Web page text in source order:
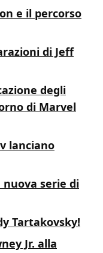
e il percorso
di Jeff
degli
di Marvel
lanciano
serie di
Tartakovsky!
Jr. alla